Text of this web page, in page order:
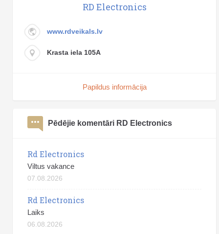
RD Electronics
www.rdveikals.lv
Krasta iela 105A
Papildus informācija
Pēdējie komentāri RD Electronics
Rd Electronics
Viltus vakance
07.08.2026
Rd Electronics
Laiks
06.08.2026